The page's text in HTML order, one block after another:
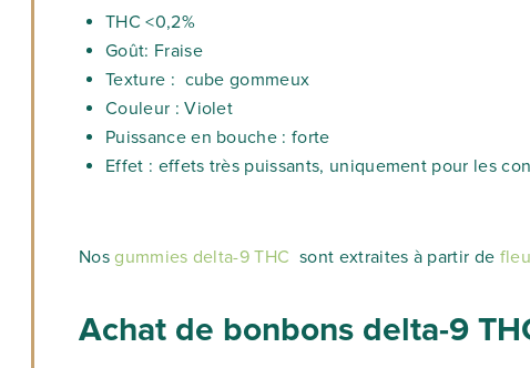
THC <0,2%
Goût: Fraise
Texture : cube gommeux
Couleur : Violet
Puissance en bouche : forte
Effet : effets très puissants, uniquement pour les
Nosgummies delta-9 THC sont extraites à partir de
Achat de bonbons delta-9